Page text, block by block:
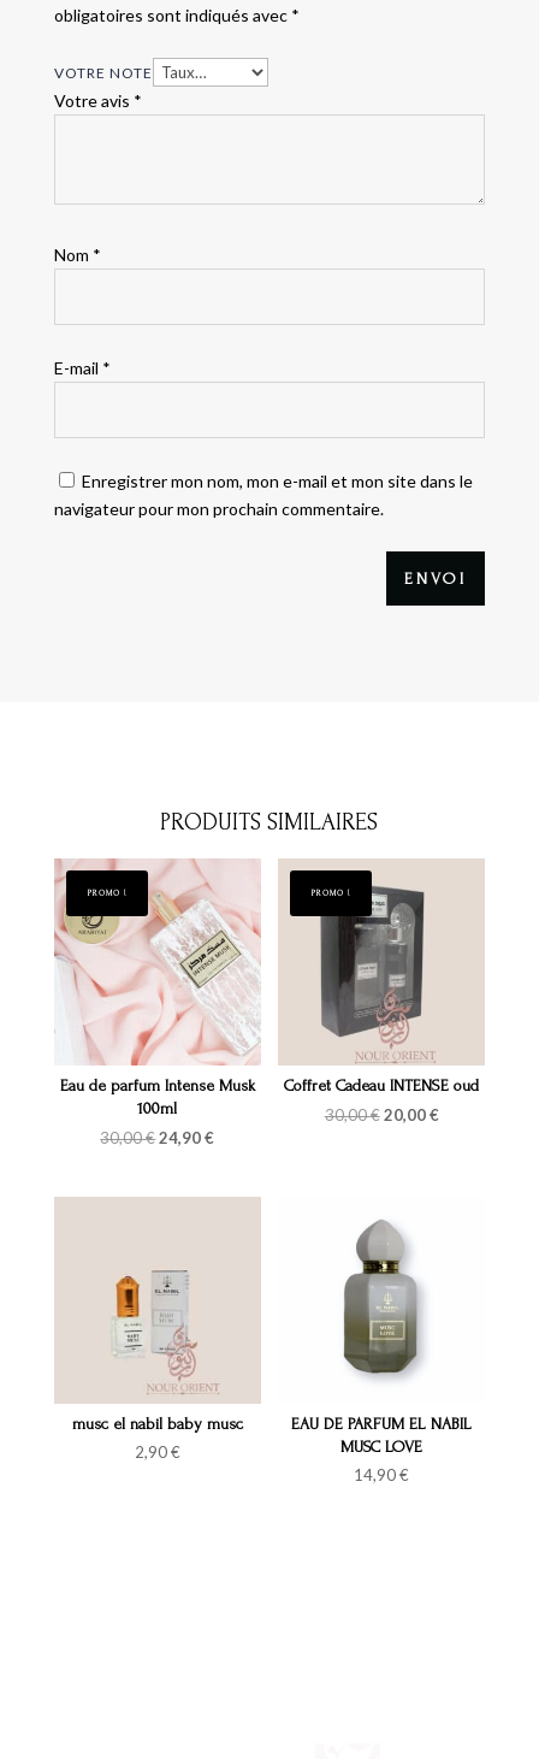
obligatoires sont indiqués avec *
VOTRE NOTE
Votre avis *
Nom *
E-mail *
Enregistrer mon nom, mon e-mail et mon site dans le
navigateur pour mon prochain commentaire.
ENVOI
PRODUITS SIMILAIRES
PROMO !
Eau de parfum Intense Musk
100ml
30,00€Le
24,90€
PROMO !
Coffret Cadeau INTENSE oud
30,00€ Le
20,00€Le
musc el nabil baby musc
2,90€
EAU DE PARFUM EL NABIL
MUSC LOVE
14,90€